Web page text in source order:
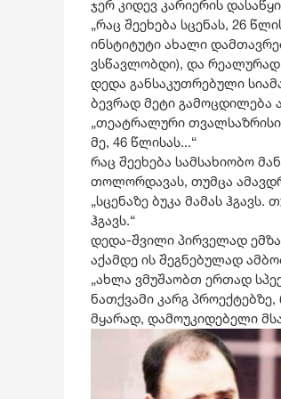
ჯერ კიდევ კარიერის
„რაც შეეხება სცენას, 26
ინსტიტუტი ახალი
ვსწავლობდი), და რეალურად
დედა განსაკუთრებული
ბევრად მეტი გამოცდილება
„თეატრალური
მე, 46 წლისას...“
რაც შეეხება სამსახიობო
თოლორდავას, თუმცა
„სცენაზე ბუკა მამას
ჰგავს.“
დედა-შვილი პირველად
აქამდე ის შეგნებულად
„ახლა ვმუშაობთ ერთად
ნათქვამი კარგ
მყარად, დამოუკიდებელი